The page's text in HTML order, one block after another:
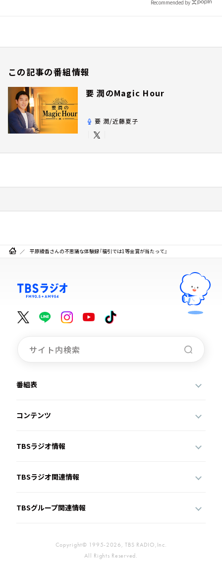
Recommended by
この記事の番組情報
要 潤のMagic Hour
要 潤/近藤夏子
平原綾香さんの不思議な体験録『福引では1等金賞が当たって』
番組表
コンテンツ
TBSラジオ情報
TBSラジオ関連情報
TBSグループ関連情報
Copyright© 1995-2026, TBS RADIO,Inc.
All Rights Reserved.